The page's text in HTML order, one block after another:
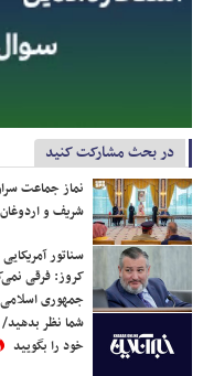
در بحث مشارکت کنید
نماز جماعت
شریف و
سناتور
کروز: فرقی
جمهوری اسلامی
شما نظر بدهید/
خود را بگویید